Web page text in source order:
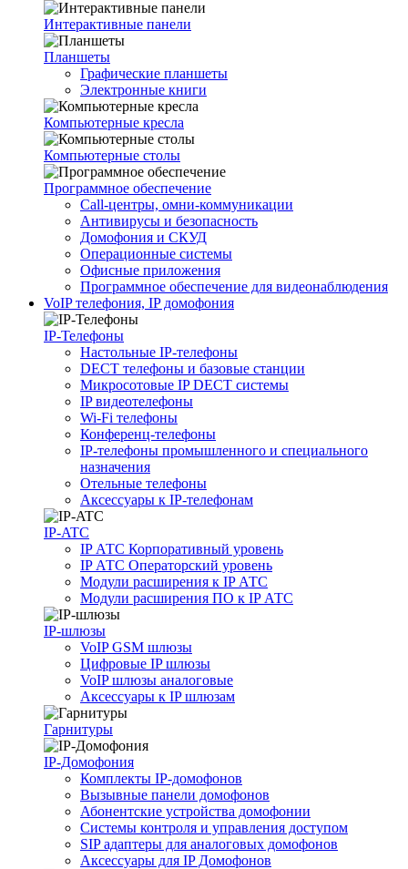
Интерактивные панели
Планшеты
Графические планшеты
Электронные книги
Компьютерные кресла
Компьютерные столы
Программное обеспечение
Call-центры, омни-коммуникации
Антивирусы и безопасность
Домофония и СКУД
Операционные системы
Офисные приложения
Программное обеспечение для видеонаблюдения
VoIP телефония, IP домофония
IP-Телефоны
Настольные IP-телефоны
DECT телефоны и базовые станции
Микросотовые IP DECT системы
IP видеотелефоны
Wi-Fi телефоны
Конференц-телефоны
IP-телефоны промышленного и специального
назначения
Отельные телефоны
Аксессуары к IP-телефонам
IP-ATC
IP АТС Корпоративный уровень
IP АТС Операторский уровень
Модули расширения к IP АТС
Модули расширения ПО к IP АТС
IP-шлюзы
VoIP GSM шлюзы
Цифровые IP шлюзы
VoIP шлюзы аналоговые
Аксессуары к IP шлюзам
Гарнитуры
IP-Домофония
Комплекты IP-домофонов
Вызывные панели домофонов
Абонентские устройства домофонии
Системы контроля и управления доступом
SIP адаптеры для аналоговых домофонов
Аксессуары для IP Домофонов